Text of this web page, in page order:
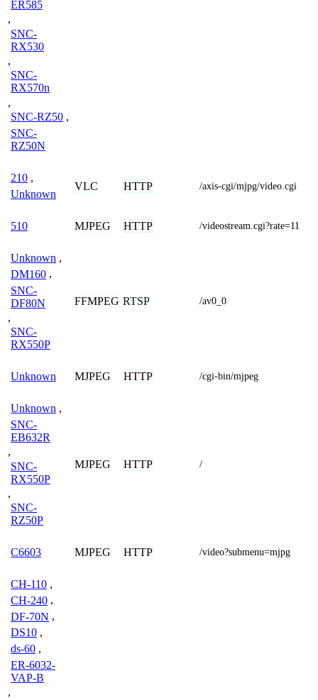
ER585
,
SNC-
RX530
,
SNC-
RX570n
,
SNC-RZ50 ,
SNC-
RZ50N
210 ,
Unknown
VLC HTTP /axis-cgi/mjpg/video.cgi
510 MJPEG HTTP /videostream.cgi?rate=11
Unknown ,
DM160 ,
SNC-
DF80N
,
SNC-
RX550P
FFMPEG RTSP /av0_0
Unknown MJPEG HTTP /cgi-bin/mjpeg
Unknown ,
SNC-
EB632R
,
SNC-
RX550P
,
SNC-
RZ50P
MJPEG HTTP /
C6603 MJPEG HTTP /video?submenu=mjpg
CH-110 ,
CH-240 ,
DF-70N ,
DS10 ,
ds-60 ,
ER-6032-
VAP-B
,